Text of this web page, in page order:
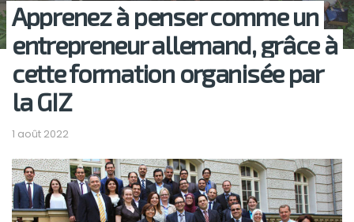
Apprenez à penser comme un
entrepreneur allemand, grâce à
cette formation organisée par
la GIZ
1 août 2022